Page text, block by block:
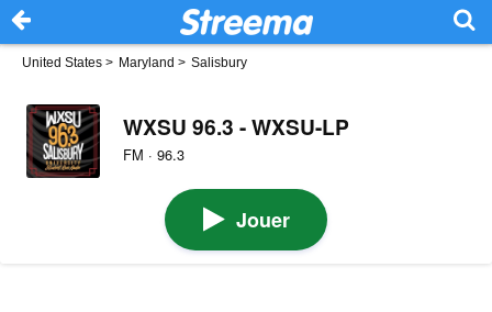
United States > Maryland > Salisbury
WXSU 96.3 - WXSU-LP
FM · 96.3
Jouer